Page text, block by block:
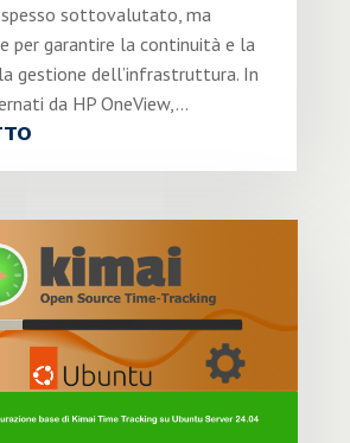
spesso sottovalutato, ma
per garantire la continuità e la
gestione dell’infrastruttura. In
da HP OneView,...